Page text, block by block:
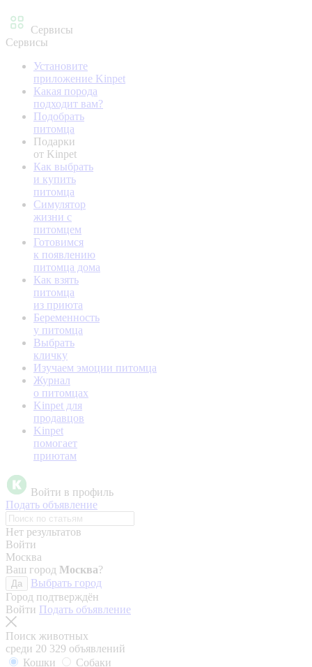
Сервисы
Сервисы
Установите
приложение Kinpet
Какая порода
подходит вам?
Подобрать
питомца
Подарки
от Kinpet
Как выбрать
и купить
питомца
Симулятор
жизни с
питомцем
Готовимся
к появлению
питомца дома
Как взять
питомца
из приюта
Беременность
у питомца
Выбрать
кличку
Изучаем эмоции питомца
Журнал
о питомцах
Kinpet для
продавцов
Kinpet
помогает
приютам
Войти в профиль
Подать объявление
Нет результатов
Войти
Москва
Ваш город Москва?
Да
Выбрать город
Город подтверждён
Войти Подать объявление
Поиск животных
среди 20 329 объявлений
Кошки
Собаки